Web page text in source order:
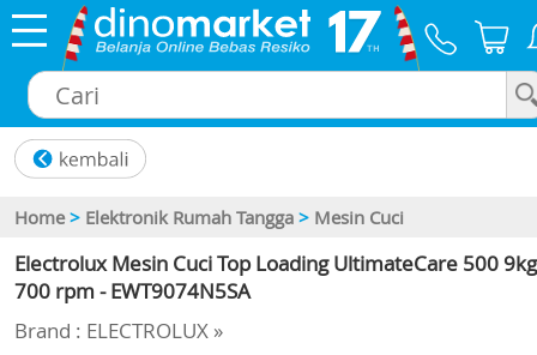
Home > Elektronik Rumah Tangga > Mesin Cuci
Electrolux Mesin Cuci Top Loading UltimateCare 500 9kg
700 rpm - EWT9074N5SA
Brand : ELECTROLUX »